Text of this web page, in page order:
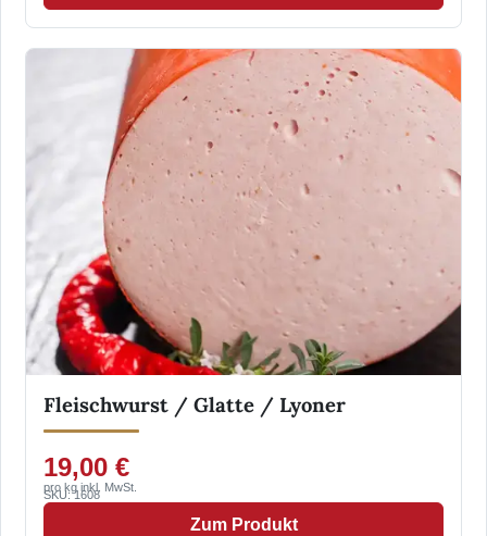
Fleischwurst / Glatte / Lyoner
19,00 €
pro kg inkl. MwSt.
SKU: 1608
Zum Produkt